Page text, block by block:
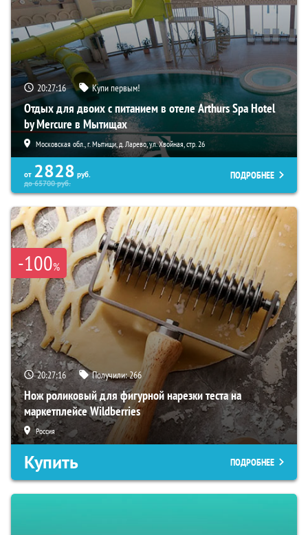
20:27:15 Купи первым!
Отдых для двоих с питанием в отеле Arthurs Spa Hotel
by Mercure в Мытищах
Московская обл., г. Мытищи, д. Ларево, ул. Хвойная, стр. 26
от 2828 руб.
до65700руб.
ПОДРОБНЕЕ
-100%
20:27:15 Получили:266
Нож роликовый для фигурной нарезки теста на
маркетплейсе Wildberries
Россия
Купить ПОДРОБНЕЕ